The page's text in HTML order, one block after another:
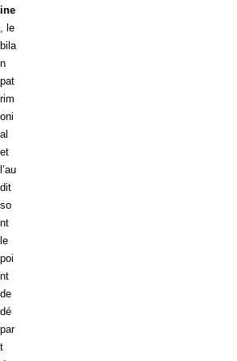
ine
, le
bila
n
pat
rim
oni
al
et
l’au
dit
so
nt
le
poi
nt
de
dé
par
t